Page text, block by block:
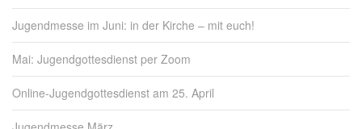
Jugendmesse im Juni: in der Kirche – mit euch!
Mai: Jugendgottesdienst per Zoom
Online-Jugendgottesdienst am 25. April